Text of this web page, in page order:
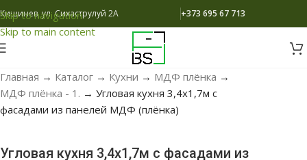
Skip to navigation
Skip to main content
Кишинев, ул. Сихаструлуй 2A +373 695 67 713
Главная → Каталог → Кухни → МДФ плёнка →
МДФ плёнка - 1. → Угловая кухня 3,4х1,7м с
фасадами из панелей МДФ (плёнка)
Угловая кухня 3,4х1,7м с фасадами из